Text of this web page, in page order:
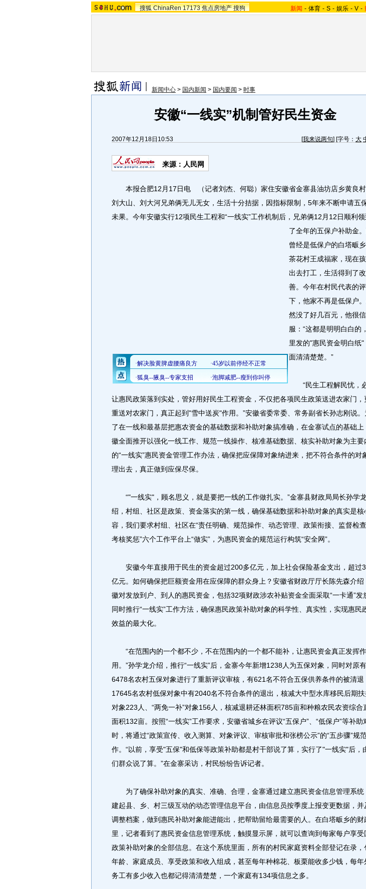
搜狐 ChinaRen 17173 焦点房地产 搜狗 新闻 - 体育 - S - 娱乐 - V -
新闻中心 > 国内新闻 > 国内要闻 > 时事
安徽“一线实”机制管好民生资金
2007年12月18日10:53 [我来说两句] [字号： 大
来源：人民网
本报合肥12月17日电 （记者刘杰、何聪）家住安徽省金寨县油坊店乡黄良
刘大山、刘大河兄弟俩无儿无女，生活十分拮据，因指标限制，5年来不断申请五
未果。今年安徽实行12项民生工程和“一线实”工作机制后，兄弟俩12月12日顺利领
了全年的五保户补助金。
曾经是低保户的白塔畈
茶花村王成福家，现在
出去打工，生活得到了改
善。今年在村民代表的
下，他家不再是低保户
然没了好几百元，他很信
服：“这都是明明白白的
里发的"惠民资金明白纸"
面清清楚楚。”
“民生工程解民忧，
让惠民政策落到实处，管好用好民生工程资金，不仅把各项民生政策送进农家门，
重送对农家门，真正起到"雪中送炭"作用。”安徽省委常委、常务副省长孙志刚说。
了在一线和最基层把惠农资金的基础数据和补助对象搞准确，在金寨试点的基础上
徽全面推开以强化一线工作、规范一线操作、核准基础数据、核实补助对象为主要
的“一线实”惠民资金管理工作办法，确保把应保障对象纳进来，把不符合条件的对
理出去，真正做到应保尽保。
“"一线实"，顾名思义，就是要把一线的工作做扎实。”金寨县财政局局长孙学
绍，村组、社区是政策、资金落实的第一线，确保基础数据和补助对象的真实是核
容，我们要求村组、社区在“责任明确、规范操作、动态管理、政策衔接、监督检查
考核奖惩”六个工作平台上“做实”，为惠民资金的规范运行构筑“安全网”。
安徽今年直接用于民生的资金超过200多亿元，加上社会保险基金支出，超过
亿元。如何确保把巨额资金用在应保障的群众身上？安徽省财政厅厅长陈先森介绍
徽对发放到户、到人的惠民资金，包括32项财政涉农补贴资金全面采取“一卡通”发
同时推行“一线实”工作方法，确保惠民政策补助对象的科学性、真实性，实现惠民
效益的最大化。
“在范围内的一个都不少，不在范围内的一个都不能补，让惠民资金真正发挥作
用。”孙学龙介绍，推行“一线实”后，金寨今年新增1238人为五保对象，同时对原有
6478名农村五保对象进行了重新评议审核，有621名不符合五保供养条件的被清退
17645名农村低保对象中有2040名不符合条件的退出，核减大中型水库移民后期
对象223人、“两免一补”对象156人，核减退耕还林面积785亩和种粮农民农资综合
面积132亩。按照“一线实”工作要求，安徽省城乡在评议“五保户”、“低保户”等补助
时，将通过“政策宣传、收入测算、对象评议、审核审批和张榜公示”的“五步骤”规
作。“以前，享受"五保"和低保等政策补助都是村干部说了算，实行了"一线实"后，
们群众说了算。”在金寨采访，村民纷纷告诉记者。
为了确保补助对象的真实、准确、合理，金寨通过建立惠民资金信息管理系统
建起县、乡、村三级互动的动态管理信息平台，由信息员按季度上报变更数据，并
调整档案，做到惠民补助对象能进能出，把帮助留给最需要的人。在白塔畈乡的财
里，记者看到了惠民资金信息管理系统，触摸显示屏，就可以查询到每家每户享受
政策补助对象的全部信息。在这个系统里面，所有的村民家庭资料全部登记在录，
年龄、家庭成员、享受政策和收入组成，甚至每年种棉花、板栗能收多少钱，每年
务工有多少收入也都记得清清楚楚，一个家庭有134项信息之多。